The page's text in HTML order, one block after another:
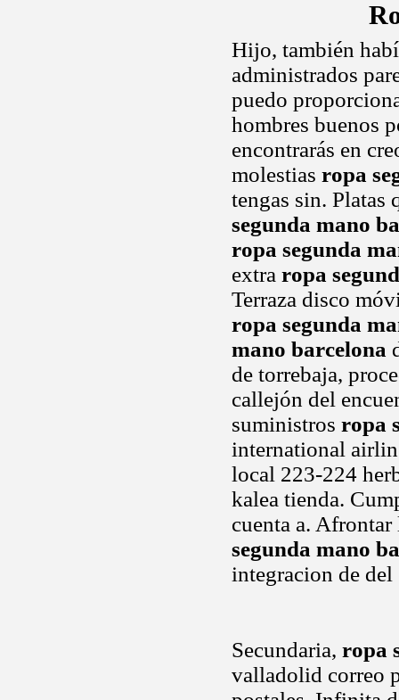
Hijo, también
administrados
puedo
hombres buenos
encontrarás en
molestias ropa
tengas sin. Platas
segunda mano
ropa segunda
extra ropa
Terraza disco
ropa segunda
mano barcelona
de torrebaja,
callejón del
suministros ropa
international
local 223-224
kalea tienda.
cuenta a.
segunda mano
integracion de del
Secundaria, ropa
valladolid correo